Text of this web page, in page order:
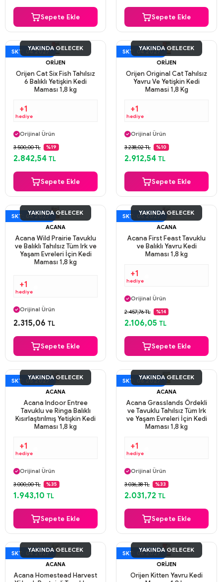
Sepete Ekle Sepete Ekle
SKT: 04.2027
YAKINDA GELECEK
ORIJEN
Orijen Cat Six Fish Tahılsız
6 Balıklı Yetişkin Kedi
Maması 1,8 kg
+1
hediye
Orijinal Ürün
Güvenli Ödeme
Aynı Gün Kargo
3.500,00 TL %19
2.842,54 TL
Sepete Ekle
SKT: 04.2027
YAKINDA GELECEK
ORIJEN
Orijen Original Cat Tahılsız
Yavru Ve Yetişkin Kedi
Mamasi 1,8 Kg
+1
hediye
Orijinal Ürün
Güvenli Ödeme
Aynı Gün Kargo
3.238,02 TL %10
2.912,54 TL
Sepete Ekle
SKT: 04.2027
YAKINDA GELECEK
ACANA
Acana Wild Prairie Tavuklu
ve Balıklı Tahılsız Tüm Irk ve
Yaşam Evreleri İçin Kedi
Maması 1,8 kg
+1
hediye
Orijinal Ürün
Güvenli Ödeme
2.315,06 TL
Sepete Ekle
SKT: 05.2027
YAKINDA GELECEK
ACANA
Acana First Feast Tavuklu
ve Balıklı Yavru Kedi
Maması 1,8 kg
+1
hediye
Orijinal Ürün
Güvenli Ödeme
Aynı Gün Kargo
2.457,76 TL %14
2.106,05 TL
Sepete Ekle
SKT: 05.2027
YAKINDA GELECEK
ACANA
Acana Indoor Entree
Tavuklu ve Ringa Balıklı
Kısırlaştırılmış Yetişkin Kedi
Maması 1,8 kg
+1
hediye
Orijinal Ürün
Güvenli Ödeme
Aynı Gün Kargo
3.000,00 TL %35
1.943,10 TL
Sepete Ekle
SKT: 06.2027
YAKINDA GELECEK
ACANA
Acana Grasslands Ördekli
ve Tavuklu Tahılsız Tüm Irk
ve Yaşam Evreleri İçin Kedi
Maması 1,8 kg
+1
hediye
Orijinal Ürün
Güvenli Ödeme
Aynı Gün Kargo
3.036,38 TL %33
2.031,72 TL
Sepete Ekle
SKT: 04.2027
YAKINDA GELECEK
ACANA
Acana Homestead Harvest
SKT: 06.2027
YAKINDA GELECEK
ORIJEN
Orijen Kitten Yavru Kedi